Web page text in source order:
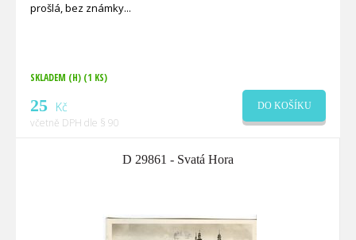
prošlá, bez známky
SKLADEM (H) (1 KS)
25 Kč
včetně DPH dle § 90
DO KOŠÍKU
D 29861 - Svatá Hora